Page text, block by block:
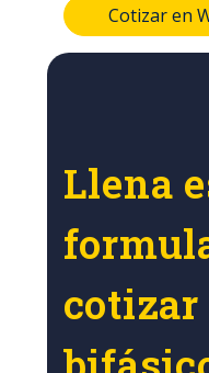
Cotizar en
Llena
cotizar